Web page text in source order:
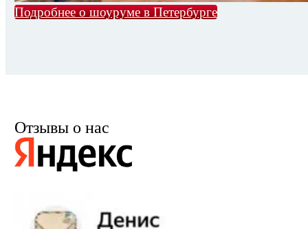
Подробнее о шоуруме в Петербурге
Отзывы о нас